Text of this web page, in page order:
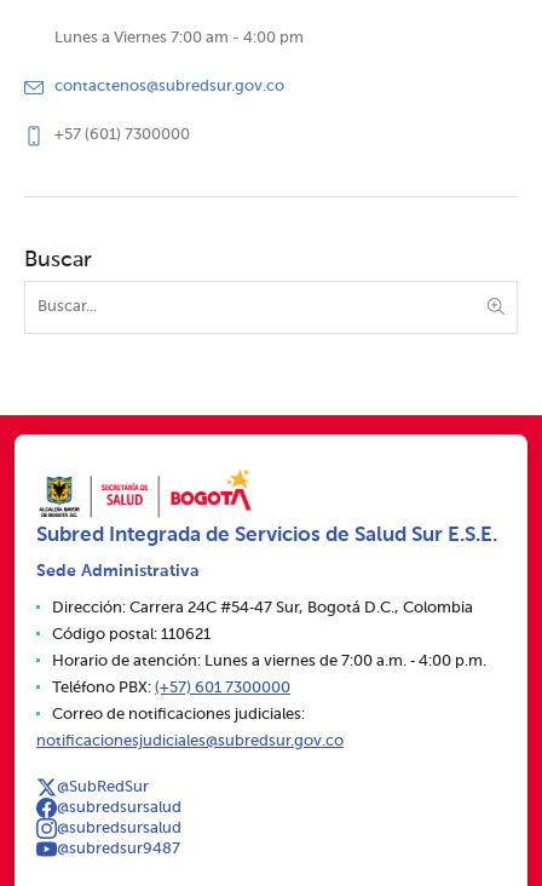
Lunes a Viernes 7:00 am - 4:00 pm
contactenos@subredsur.gov.co
+57 (601) 7300000
Buscar
Subred Integrada de Servicios de Salud Sur E.S.E.
Sede Administrativa
Dirección: Carrera 24C #54‑47 Sur, Bogotá D.C., Colombia
Código postal: 110621
Horario de atención: Lunes a viernes de 7:00 a.m. ‑ 4:00 p.m.
Teléfono PBX: (+57) 601 7300000
Correo de notificaciones judiciales:
notificacionesjudiciales@subredsur.gov.co
@SubRedSur
@subredsursalud
@subredsursalud
@subredsur9487